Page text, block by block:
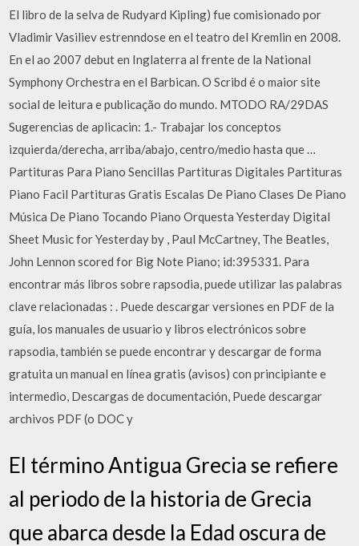
El libro de la selva de Rudyard Kipling) fue comisionado por
Vladimir Vasiliev estrenndose en el teatro del Kremlin en 2008.
En el ao 2007 debut en Inglaterra al frente de la National
Symphony Orchestra en el Barbican. O Scribd é o maior site
social de leitura e publicação do mundo. MTODO RA/29DAS
Sugerencias de aplicacin: 1.- Trabajar los conceptos
izquierda/derecha, arriba/abajo, centro/medio hasta que …
Partituras Para Piano Sencillas Partituras Digitales Partituras
Piano Facil Partituras Gratis Escalas De Piano Clases De Piano
Música De Piano Tocando Piano Orquesta Yesterday Digital
Sheet Music for Yesterday by , Paul McCartney, The Beatles,
John Lennon scored for Big Note Piano; id:395331. Para
encontrar más libros sobre rapsodia, puede utilizar las palabras
clave relacionadas : . Puede descargar versiones en PDF de la
guía, los manuales de usuario y libros electrónicos sobre
rapsodia, también se puede encontrar y descargar de forma
gratuita un manual en línea gratis (avisos) con principiante e
intermedio, Descargas de documentación, Puede descargar
archivos PDF (o DOC y
El término Antigua Grecia se refiere
al periodo de la historia de Grecia
que abarca desde la Edad oscura de